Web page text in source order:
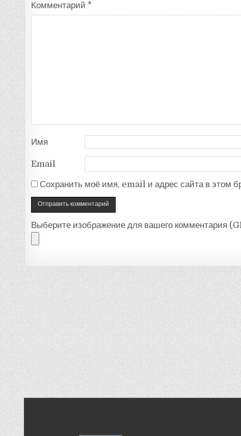
Комментарий *
Имя
Email
Сохранить моё имя, email и адрес сайта в этом
Выберите изображение для вашего комментария